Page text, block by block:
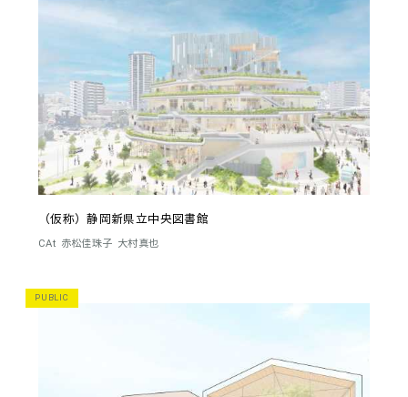
（仮称）静岡新県立中央図書館
CAt 赤松佳珠子 大村真也
PUBLIC